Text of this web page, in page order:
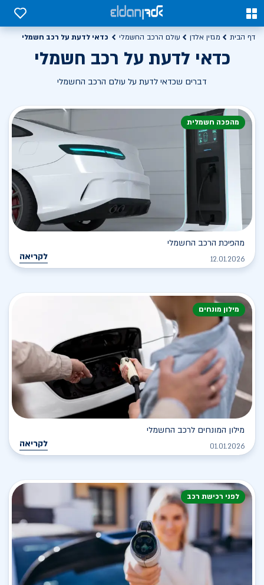
0
0
דף הבית מגזין אלדן עולם הרכב החשמלי כדאי לדעת על רכב חשמלי
כדאי לדעת על רכב חשמלי
דברים שכדאי לדעת על עולם הרכב החשמלי
מהפכה חשמלית
מהפיכת הרכב החשמלי
12.01.2026 לקריאה
מילון מונחים
מילון המונחים לרכב החשמלי
01.01.2026 לקריאה
לפני רכישת רכב